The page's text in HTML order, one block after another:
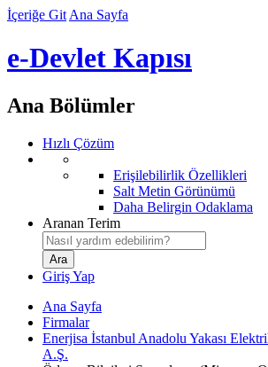
İçeriğe Git Ana Sayfa
e-Devlet Kapısı
Ana Bölümler
Hızlı Çözüm
Erişilebilirlik Özellikleri
Salt Metin Görünümü
Daha Belirgin Odaklama
Aranan Terim
Giriş Yap
Ana Sayfa
Firmalar
Enerjisa İstanbul Anadolu Yakası
A.Ş.